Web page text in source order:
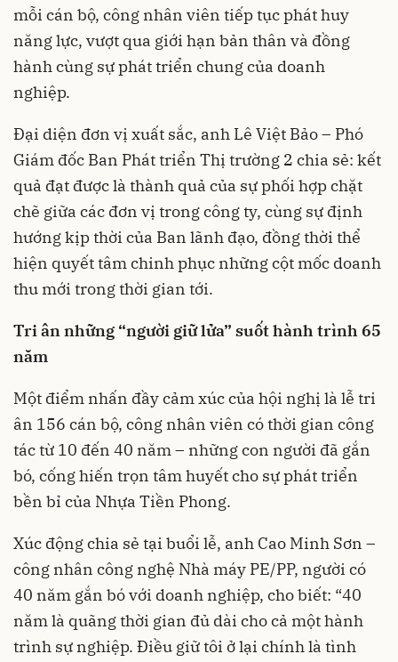
mỗi cán bộ, công nhân viên tiếp tục phát huy
năng lực, vượt qua giới hạn bản thân và đồng
hành cùng sự phát triển chung của doanh
nghiệp.
Đại diện đơn vị xuất sắc, anh Lê Việt Bảo – Phó
Giám đốc Ban Phát triển Thị trường 2 chia sẻ: kết
quả đạt được là thành quả của sự phối hợp chặt
chẽ giữa các đơn vị trong công ty, cùng sự định
hướng kịp thời của Ban lãnh đạo, đồng thời thể
hiện quyết tâm chinh phục những cột mốc doanh
thu mới trong thời gian tới.
Tri ân những “người giữ lửa” suốt hành trình 65
năm
Một điểm nhấn đầy cảm xúc của hội nghị là lễ tri
ân 156 cán bộ, công nhân viên có thời gian công
tác từ 10 đến 40 năm – những con người đã gắn
bó, cống hiến trọn tâm huyết cho sự phát triển
bền bỉ của Nhựa Tiền Phong.
Xúc động chia sẻ tại buổi lễ, anh Cao Minh Sơn –
công nhân công nghệ Nhà máy PE/PP, người có
40 năm gắn bó với doanh nghiệp, cho biết: “40
năm là quãng thời gian đủ dài cho cả một hành
trình sự nghiệp. Điều giữ tôi ở lại chính là tình